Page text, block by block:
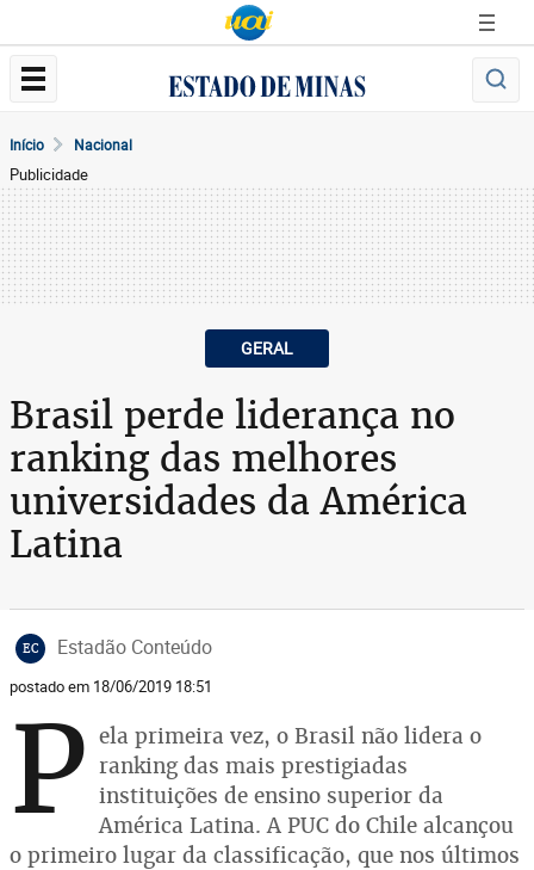
Início Nacional
Publicidade
GERAL
Brasil perde liderança no
ranking das melhores
universidades da América
Latina
EC Estadão Conteúdo
postado em 18/06/2019 18:51
P ela primeira vez, o Brasil não lidera o
ranking das mais prestigiadas
instituições de ensino superior da
América Latina. A PUC do Chile alcançou
o primeiro lugar da classificação, que nos últimos